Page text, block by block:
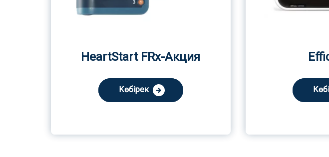
HeartStart FRx-Акция
Көбірек